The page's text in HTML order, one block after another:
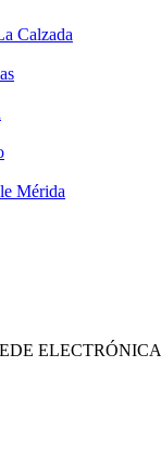
Calzada
Mérida
ELECTRÓNICA